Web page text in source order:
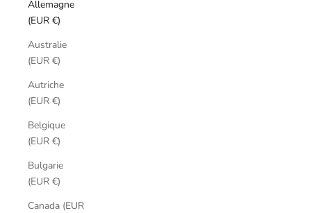
Allemagne
(EUR €)
Australie
(EUR €)
Autriche
(EUR €)
Belgique
(EUR €)
Bulgarie
(EUR €)
Canada (EUR